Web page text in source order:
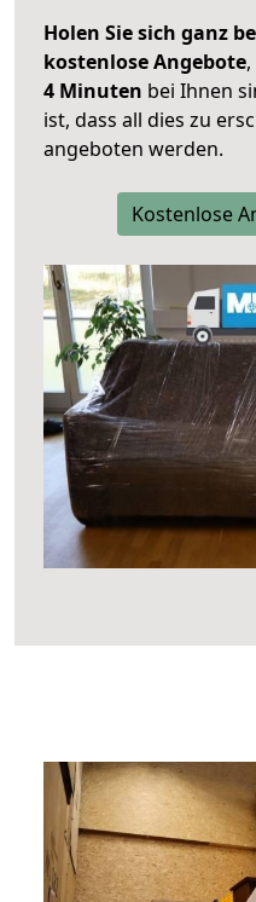
Holen Sie sich ganz
kostenlose Angebote
4 Minuten bei Ihnen
ist, dass all dies zu
angeboten werden.
Kostenlose